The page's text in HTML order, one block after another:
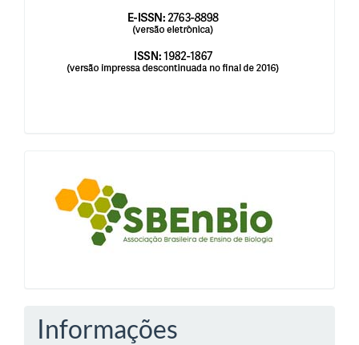
blocologosbenbio
Informações